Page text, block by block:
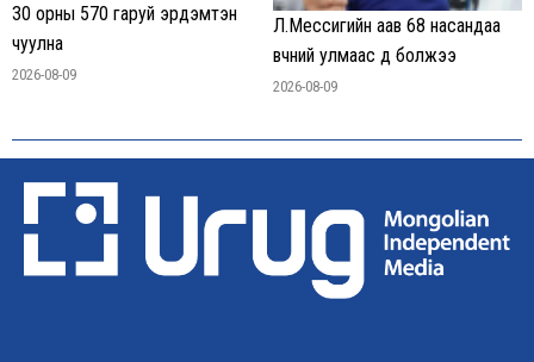
30 орны 570 гаруй эрдэмтэн
чуулна
2026-08-09
Л.Мессигийн аав 68 насандаа
өвчний улмаас өөд болжээ
2026-08-09